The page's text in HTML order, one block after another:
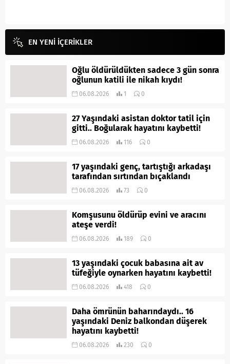
EN YENİ İÇERİKLER
Oğlu öldürüldükten sadece 3 gün sonra
oğlunun katili ile nikah kıydı!
06.08.2026 1 0
27 Yaşındaki asistan doktor tatil için
gitti.. Boğularak hayatını kaybetti!
06.08.2026 116 0
17 yaşındaki genç, tartıştığı arkadaşı
tarafından sırtından bıçaklandı
06.08.2026 73 0
Komşusunu öldürüp evini ve aracını
ateşe verdi!
06.08.2026 189 0
13 yaşındaki çocuk babasına ait av
tüfeğiyle oynarken hayatını kaybetti!
06.08.2026 418 0
Daha ömrünün baharındaydı.. 16
yaşındaki Deniz balkondan düşerek
hayatını kaybetti!
06.08.2026 230 0